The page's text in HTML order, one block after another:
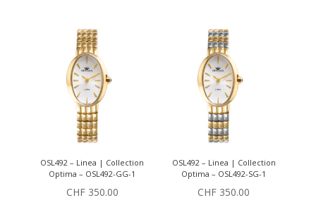
OSL492 – Linea | Collection
Optima – OSL492-GG-1
CHF350.00
OSL492 – Linea | Collection
Optima – OSL492-SG-1
CHF 350.00